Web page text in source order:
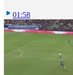
01:58